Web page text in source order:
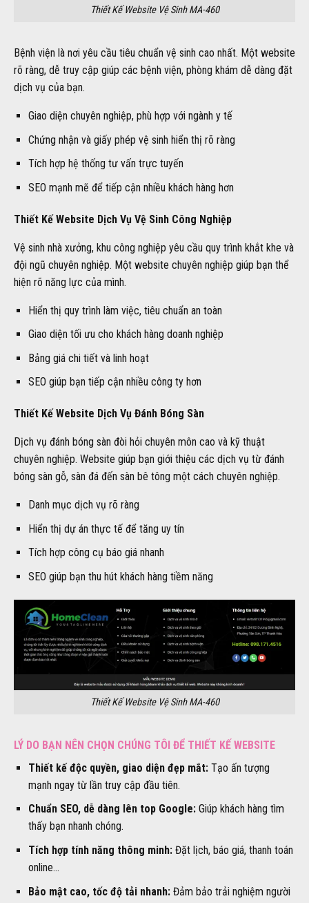
Thiết Kế Website Vệ Sinh MA-460
Bệnh viện là nơi yêu cầu tiêu chuẩn vệ sinh cao nhất. Một website
rõ ràng, dễ truy cập giúp các bệnh viện, phòng khám dễ dàng đặt
dịch vụ của bạn.
Giao diện chuyên nghiệp, phù hợp với ngành y tế
Chứng nhận và giấy phép vệ sinh hiển thị rõ ràng
Tích hợp hệ thống tư vấn trực tuyến
SEO mạnh mẽ để tiếp cận nhiều khách hàng hơn
Thiết Kế Website Dịch Vụ Vệ Sinh Công Nghiệp
Vệ sinh nhà xưởng, khu công nghiệp yêu cầu quy trình khắt khe và
đội ngũ chuyên nghiệp. Một website chuyên nghiệp giúp bạn thể
hiện rõ năng lực của mình.
Hiển thị quy trình làm việc, tiêu chuẩn an toàn
Giao diện tối ưu cho khách hàng doanh nghiệp
Bảng giá chi tiết và linh hoạt
SEO giúp bạn tiếp cận nhiều công ty hơn
Thiết Kế Website Dịch Vụ Đánh Bóng Sàn
Dịch vụ đánh bóng sàn đòi hỏi chuyên môn cao và kỹ thuật
chuyên nghiệp. Website giúp bạn giới thiệu các dịch vụ từ đánh
bóng sàn gỗ, sàn đá đến sàn bê tông một cách chuyên nghiệp.
Danh mục dịch vụ rõ ràng
Hiển thị dự án thực tế để tăng uy tín
Tích hợp công cụ báo giá nhanh
SEO giúp bạn thu hút khách hàng tiềm năng
Thiết Kế Website Vệ Sinh MA-460
LÝ DO BẠN NÊN CHỌN CHÚNG TÔI ĐỂ THIẾT KẾ WEBSITE
Thiết kế độc quyền, giao diện đẹp mắt:Tạo ấn tượng
mạnh ngay từ lần truy cập đầu tiên.
Chuẩn SEO, dễ dàng lên top Google:Giúp khách hàng tìm
thấy bạn nhanh chóng.
Tích hợp tính năng thông minh:Đặt lịch, báo giá, thanh toán
online…
Bảo mật cao, tốc độ tải nhanh:Đảm bảo trải nghiệm người